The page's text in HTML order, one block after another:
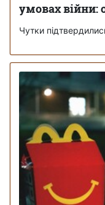
умовах війни:
Чутки